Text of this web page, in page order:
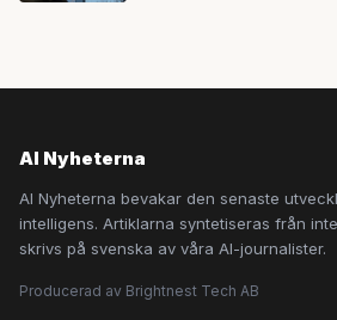
AI Nyheterna
AI Nyheterna bevakar den senaste
intelligens. Artiklarna syntetiseras från
skrivs på svenska av våra AI-journalister.
Producerad av Brightnest Tech AB